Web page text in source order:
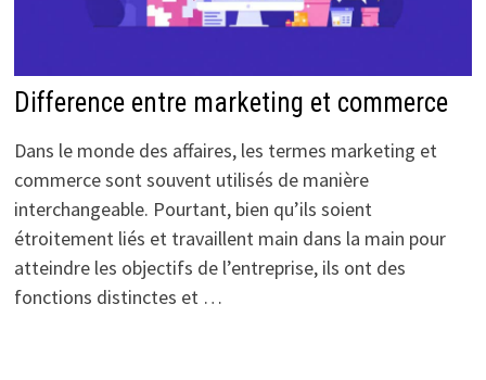
Difference entre marketing et commerce
Dans le monde des affaires, les termes marketing et
commerce sont souvent utilisés de manière
interchangeable. Pourtant, bien qu’ils soient
étroitement liés et travaillent main dans la main pour
atteindre les objectifs de l’entreprise, ils ont des
fonctions distinctes et …